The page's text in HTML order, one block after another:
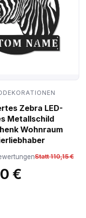
Zebra LED-
Metallschild
Wohnraum
Statt 110,15 €
€